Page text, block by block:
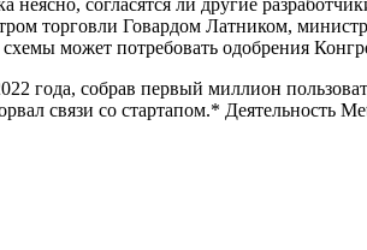
торговли Говардом Латником,
может потребовать одобрения
года, собрав первый миллион
связи со стартапом.* Деятельность